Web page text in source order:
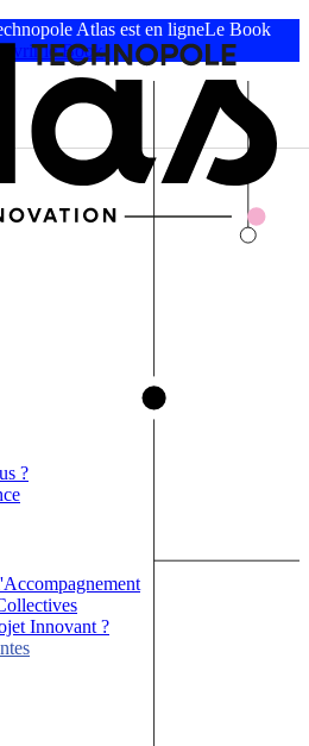
Atlas est en ligneLe Book
le Book
?
Innovant ?